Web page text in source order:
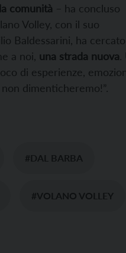
comunità – ha concluso
Volley, con il suo
Baldessarini, ha
a noi, una strada nuova.
di esperienze,
dimenticheremo!”.
#DAL BARBA
#VOLANO VOLLEY